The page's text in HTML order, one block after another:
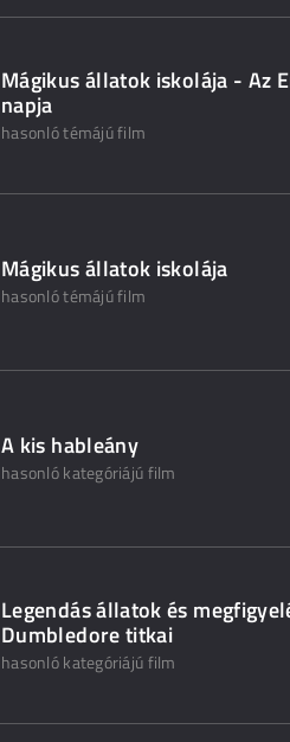
Mágikus állatok iskolája - Az
napja
hasonló témájú film
Mágikus állatok iskolája
hasonló témájú film
A kis hableány
hasonló kategóriájú film
Legendás állatok és
Dumbledore titkai
hasonló kategóriájú film